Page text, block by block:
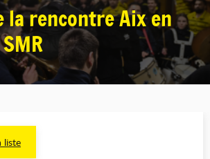
rencontre Aix en
liste